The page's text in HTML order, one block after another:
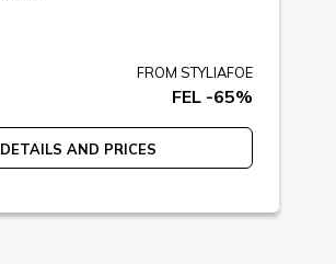
FROM STYLIAFOE
FEL -65%
DETAILS AND PRICES